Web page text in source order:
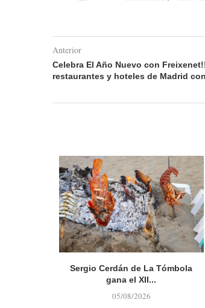
Anterior
Celebra El Año Nuevo con
restaurantes y hoteles de Madrid
Sergio Cerdán de La Tómbola
gana el XII...
05/08/2026